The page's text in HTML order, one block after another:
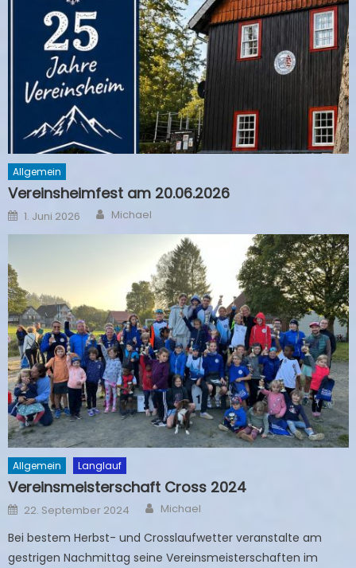
Allgemein
Vereinsheimfest am 20.06.2026
Posted
on
1. Juni 2026 Author
Michael
Allgemein Langlauf
Vereinsmeisterschaft Cross 2024
Posted
on
22. September 2024 Author
Michael
Bei bestem Herbst- und Crosslaufwetter veranstalte am
gestrigen Nachmittag seine Vereinsmeisterschaften im